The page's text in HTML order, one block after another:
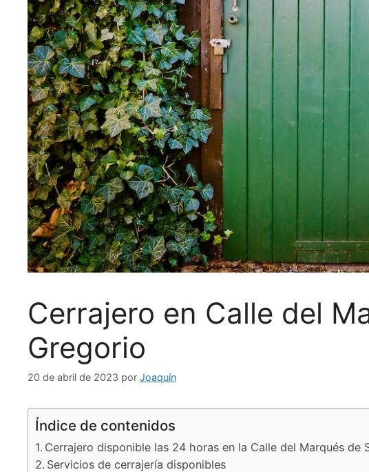
Cerrajero en Calle del
Gregorio
20 de abril de 2023 por Joaquín
Índice de contenidos
Cerrajero disponible las 24 horas en la Calle del Marqués de
Servicios de cerrajería disponibles